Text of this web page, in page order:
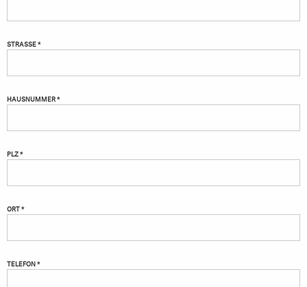
STRASSE *
HAUSNUMMER *
PLZ *
ORT *
TELEFON *